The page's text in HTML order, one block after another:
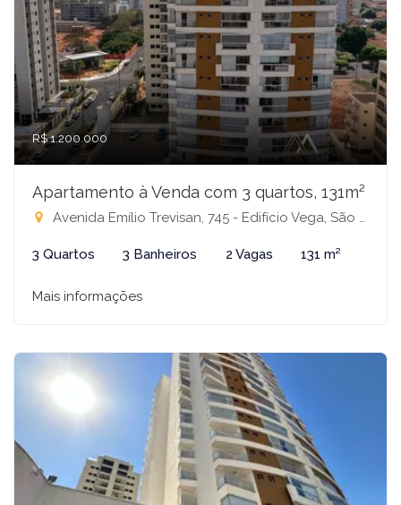
R$ 1.200.000
Apartamento à Venda com 3 quartos, 131m²
Avenida Emílio Trevisan, 745 - Edifício Vega, São José do Rio Preto-SP
3 Quartos 3 Banheiros 2 Vagas 131 m²
Mais informações